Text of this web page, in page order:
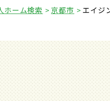
ホーム検索 京都市 エイジ